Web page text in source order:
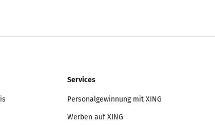
Services
Personalgewinnung mit XING
Werben auf XING